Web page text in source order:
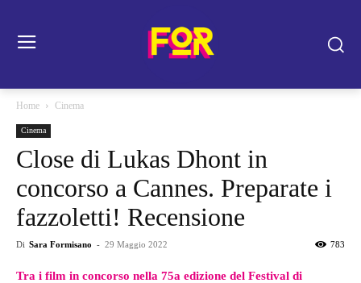
Home Cinema
Cinema
Close di Lukas Dhont in
concorso a Cannes. Preparate i
fazzoletti! Recensione
Di Sara Formisano - 29 Maggio 2022 783
Tra i film in concorso nella 75a edizione del Festival di